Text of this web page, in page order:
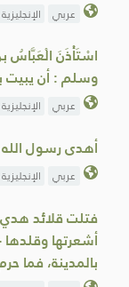
عربي الإنجليزية
اسْتَأْذَنَ الْعَبَّاسُ
وسلم : أن يبيت
عربي الإنجليزية
أهدى رسول
عربي الإنجليزية
فتلت قلائد
أشعرتها وقلدها
بالمدينة، فما